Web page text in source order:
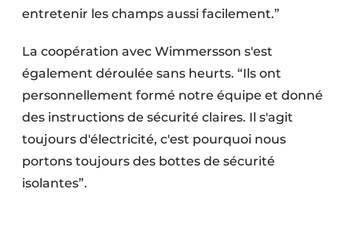
entretenir les champs aussi facilement.”
La coopération avec Wimmersson s'est
également déroulée sans heurts. “Ils ont
personnellement formé notre équipe et donné
des instructions de sécurité claires. Il s'agit
toujours d'électricité, c'est pourquoi nous
portons toujours des bottes de sécurité
isolantes”.